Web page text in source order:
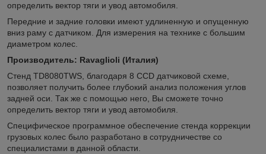
определить вектор тяги и увод автомобиля.
Передние и задние головки имеют удлиненную и опущенную
вниз раму с датчиком. Для измерения на технике с большим
диаметром колес.
Производитель: Ravaglioli (Италия)
Cтенд TD8080TWS, благодаря 8 CCD датчиковой схеме,
позволяет получить более глубокий анализ положения углов
задней оси. Так же с помощью него, Вы сможете точно
определить вектор тяги и увод автомобиля.
Специфическое программное обеспечение стенда коррекции
грузовых колес было разработано в сотрудничестве со
специалистами в данной области.